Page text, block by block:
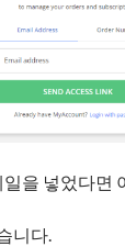
을 넣었다면
니다.